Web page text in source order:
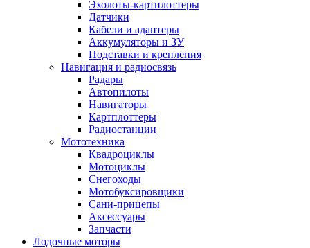
Эхолоты-картплоттеры
Датчики
Кабели и адаптеры
Аккумуляторы и ЗУ
Подставки и крепления
Навигация и радиосвязь
Радары
Автопилоты
Навигаторы
Картплоттеры
Радиостанции
Мототехника
Квадроциклы
Мотоциклы
Снегоходы
Мотобуксировщики
Сани-прицепы
Аксессуары
Запчасти
Лодочные моторы